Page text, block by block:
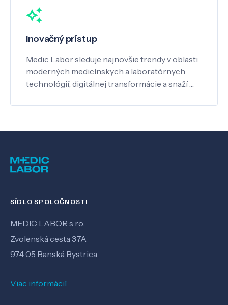
Inovačný prístup
Medic Labor sleduje najnovšie trendy v oblasti
moderných medicínskych a laboratórnych
technológií, digitálnej transformácie a snaží …
SÍDLO SPOLOČNOSTI
MEDIC LABOR s.r.o.
Zvolenská cesta 37A
974 05 Banská Bystrica
Viac informácií